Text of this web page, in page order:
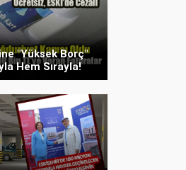
"Yüksek Borç"
Hem Sırayla!